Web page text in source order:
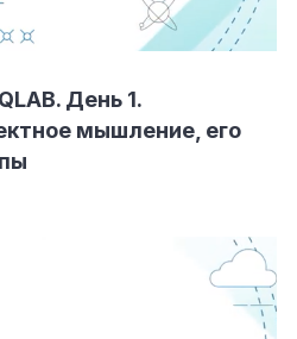
День 1.
мышление, его